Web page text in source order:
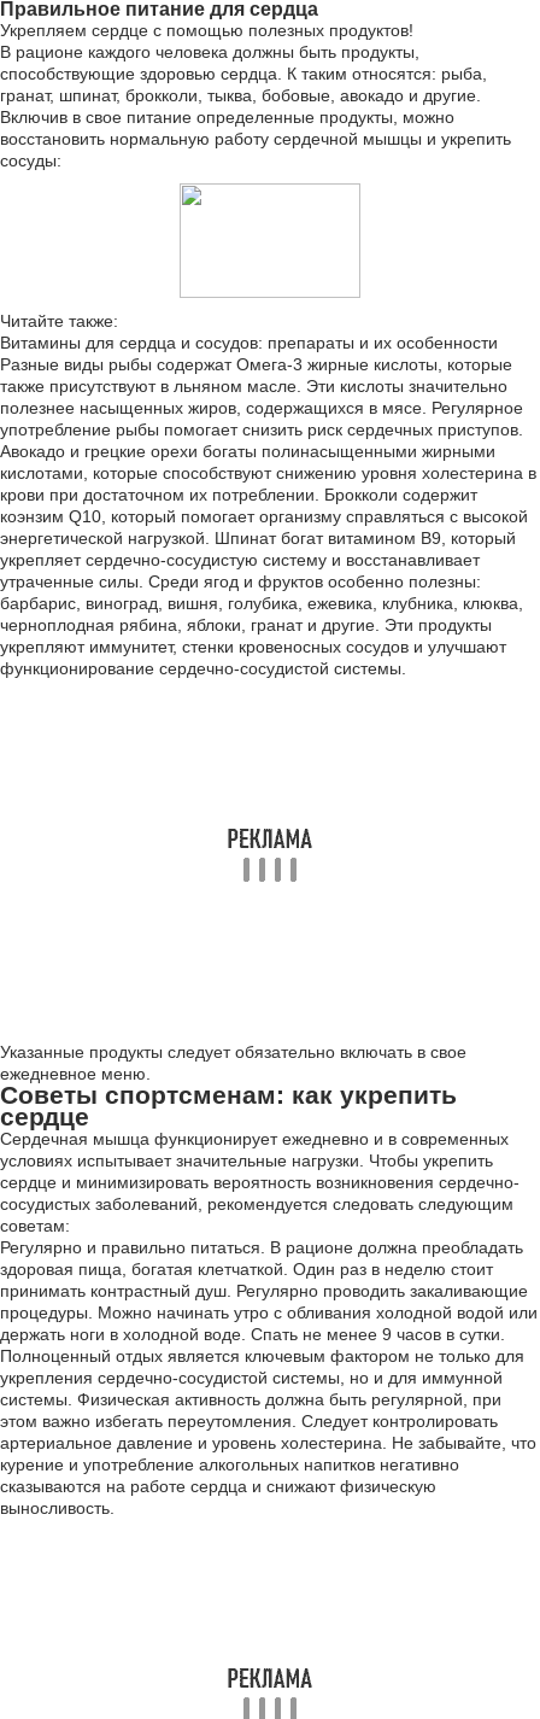
Правильное питание для сердца
Укрепляем сердце с помощью полезных продуктов!
В рационе каждого человека должны быть продукты,
способствующие здоровью сердца. К таким относятся: рыба,
гранат, шпинат, брокколи, тыква, бобовые, авокадо и другие.
Включив в свое питание определенные продукты, можно
восстановить нормальную работу сердечной мышцы и укрепить
сосуды:
Читайте также:
Витамины для сердца и сосудов: препараты и их особенности
Разные виды рыбы содержат Омега-3 жирные кислоты, которые
также присутствуют в льняном масле. Эти кислоты значительно
полезнее насыщенных жиров, содержащихся в мясе. Регулярное
употребление рыбы помогает снизить риск сердечных приступов.
Авокадо и грецкие орехи богаты полинасыщенными жирными
кислотами, которые способствуют снижению уровня холестерина в
крови при достаточном их потреблении. Брокколи содержит
коэнзим Q10, который помогает организму справляться с высокой
энергетической нагрузкой. Шпинат богат витамином В9, который
укрепляет сердечно-сосудистую систему и восстанавливает
утраченные силы. Среди ягод и фруктов особенно полезны:
барбарис, виноград, вишня, голубика, ежевика, клубника, клюква,
черноплодная рябина, яблоки, гранат и другие. Эти продукты
укрепляют иммунитет, стенки кровеносных сосудов и улучшают
функционирование сердечно-сосудистой системы.
Указанные продукты следует обязательно включать в свое
ежедневное меню.
Советы спортсменам: как укрепить
сердце
Сердечная мышца функционирует ежедневно и в современных
условиях испытывает значительные нагрузки. Чтобы укрепить
сердце и минимизировать вероятность возникновения сердечно-
сосудистых заболеваний, рекомендуется следовать следующим
советам:
Регулярно и правильно питаться. В рационе должна преобладать
здоровая пища, богатая клетчаткой. Один раз в неделю стоит
принимать контрастный душ. Регулярно проводить закаливающие
процедуры. Можно начинать утро с обливания холодной водой или
держать ноги в холодной воде. Спать не менее 9 часов в сутки.
Полноценный отдых является ключевым фактором не только для
укрепления сердечно-сосудистой системы, но и для иммунной
системы. Физическая активность должна быть регулярной, при
этом важно избегать переутомления. Следует контролировать
артериальное давление и уровень холестерина. Не забывайте, что
курение и употребление алкогольных напитков негативно
сказываются на работе сердца и снижают физическую
выносливость.